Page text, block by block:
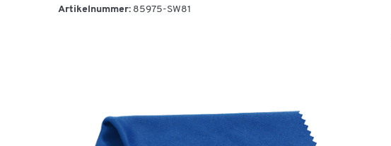
Artikelnummer: 85975-SW81